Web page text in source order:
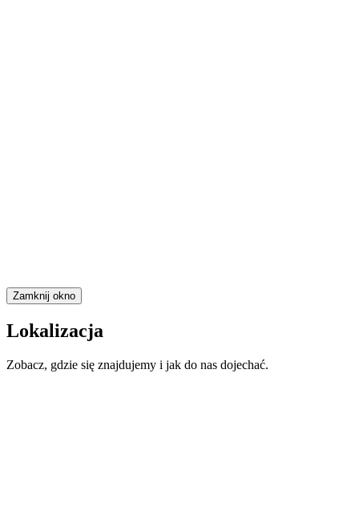
Zamknij okno
Lokalizacja
Zobacz, gdzie się znajdujemy i jak do nas dojechać.